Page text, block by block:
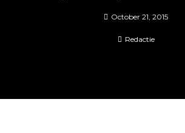
October 21, 2015
Redactie